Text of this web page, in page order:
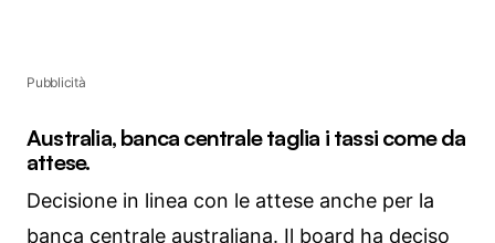
Pubblicità
Australia, banca centrale taglia i tassi come da
attese.
Decisione in linea con le attese anche per la
banca centrale australiana. Il board ha deciso